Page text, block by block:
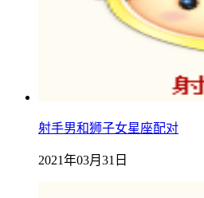
射手男和狮子女星座配对
2021年03月31日